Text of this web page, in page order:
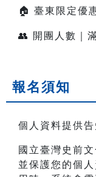
🏠 臺東限定優
👥 開團人數｜
報名須知
個人資料提供
國立臺灣史前
並保護您的個